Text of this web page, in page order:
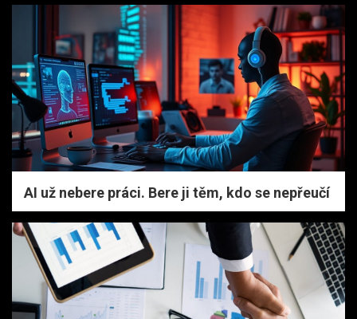
AI už nebere práci. Bere ji těm, kdo se nepřeučí